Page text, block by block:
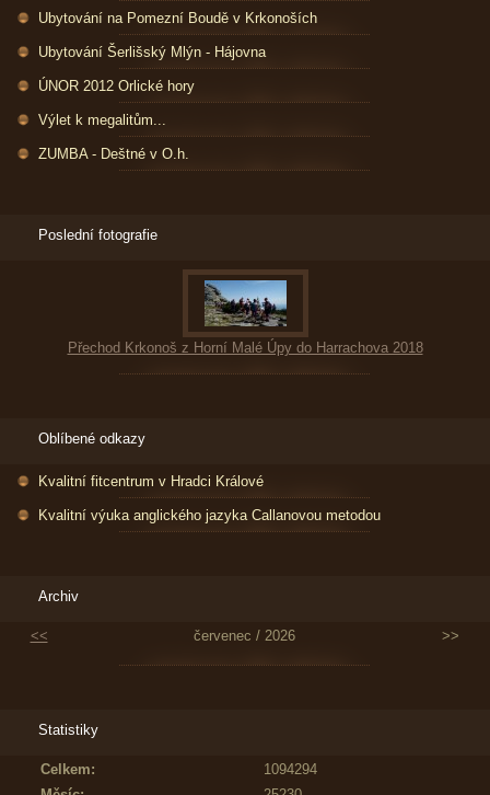
Ubytování na Pomezní Boudě v Krkonoších
Ubytování Šerlišský Mlýn - Hájovna
ÚNOR 2012 Orlické hory
Výlet k megalitům...
ZUMBA - Deštné v O.h.
Poslední fotografie
Přechod Krkonoš z Horní Malé Úpy do Harrachova 2018
Oblíbené odkazy
Kvalitní fitcentrum v Hradci Králové
Kvalitní výuka anglického jazyka Callanovou metodou
Archiv
<< červenec / 2026 >>
Statistiky
Celkem:
1094294